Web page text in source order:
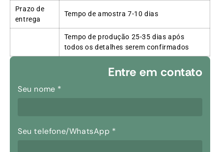
Prazo de
entrega
Tempo de amostra 7-10 dias
Tempo de produção 25-35 dias após
todos os detalhes serem confirmados
Entre em contato
Seu nome *
Seu telefone/WhatsApp *